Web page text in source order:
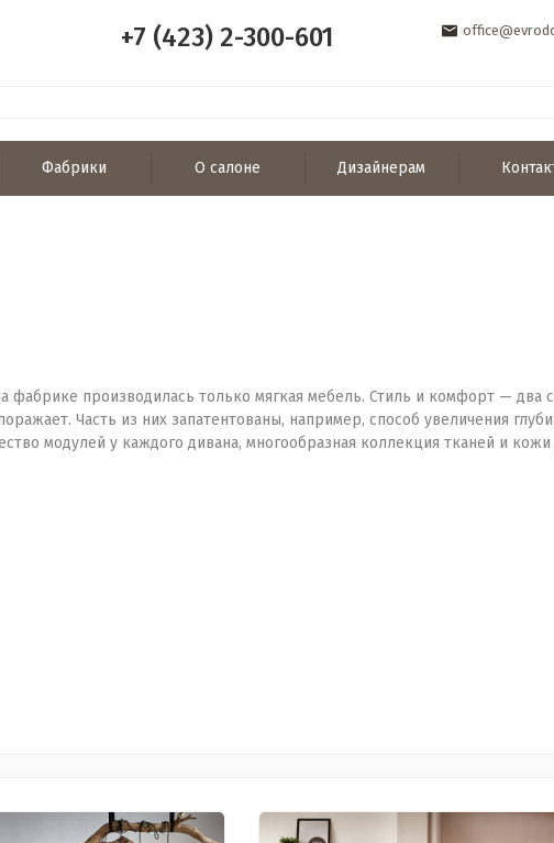
+7 (423) 2-300-601
Фабрики О салоне Дизайнерам
фабрике производилась только мягкая мебель. Стиль и комфорт — два
Часть из них запатентованы, например, способ увеличения
модулей у каждого дивана, многообразная коллекция тканей и